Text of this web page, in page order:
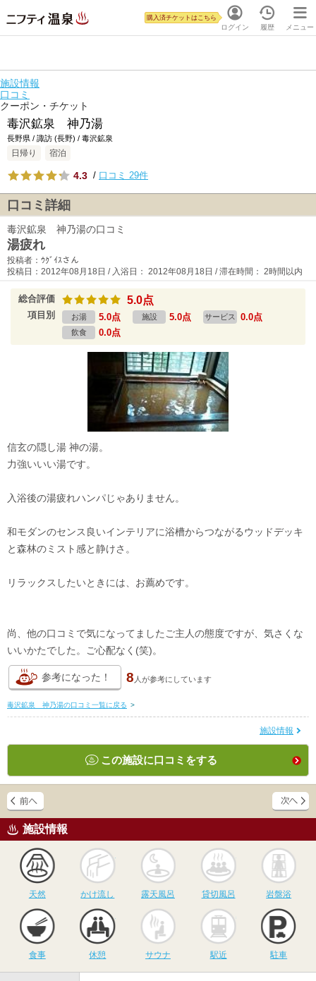
ログイン
購入済チケットはこちら
履歴 メニュー
施設情報
口コミ
クーポン・チケット
毒沢鉱泉 神乃湯
長野県 / 諏訪 (長野) / 毒沢鉱泉
日帰り 宿泊
4.3 / 口コミ 29件
口コミ詳細
毒沢鉱泉 神乃湯の口コミ
湯疲れ
投稿者：ｳｸﾞｲｽさん
投稿日：2012年08月18日 / 入浴日： 2012年08月18日 / 滞在時間： 2時間以内
総合評価 5.0点
項目別 お湯 5.0点 施設 5.0点 サービス 0.0点
飲食 0.0点
信玄の隠し湯 神の湯。
力強いいい湯です。
入浴後の湯疲れハンパじゃありません。
和モダンのセンス良いインテリアに浴槽からつながるウッドデッキ
と森林のミスト感と静けさ。
リラックスしたいときには、お薦めです。
尚、他の口コミで気になってましたご主人の態度ですが、気さくな
いいかたでした。ご心配なく(笑)。
参考になった！ 8 人が参考にしています
毒沢鉱泉 神乃湯の口コミ一覧に戻る >
施設情報
この施設に口コミをする
施設情報
天然
かけ流し
かけ流し
露天風呂
露天風呂
貸切風呂
貸切風呂 岩盤浴
食事 休憩
サウナ
サウナ 駅近 駐車